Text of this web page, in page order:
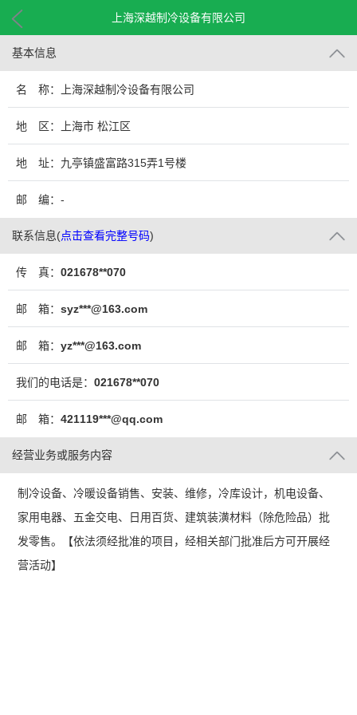
上海深越制冷设备有限公司
基本信息
名 称：上海深越制冷设备有限公司
地 区：上海市 松江区
地 址：九亭镇盛富路315弄1号楼
邮 编：-
联系信息(点击查看完整号码)
传 真： 021678**070
邮 箱： syz***@163.com
邮 箱： yz***@163.com
我们的电话是： 021678**070
邮 箱： 421119***@qq.com
经营业务或服务内容
制冷设备、冷暖设备销售、安装、维修，冷库设计，机电设备、
家用电器、五金交电、日用百货、建筑装潢材料（除危险品）批
发零售。【依法须经批准的项目，经相关部门批准后方可开展经
营活动】